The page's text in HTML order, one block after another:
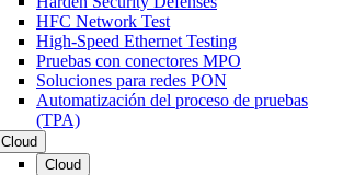
HFC Network Test
High-Speed Ethernet Testing
Pruebas con conectores MPO
Soluciones para redes PON
Automatización del proceso de pruebas
(TPA)
Cloud
Cloud